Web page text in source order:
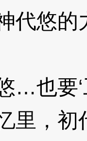
悠的
也要‘
，初